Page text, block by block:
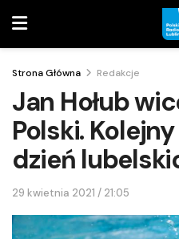
Strona Główna Redakcje
Jan Hołub
Polski.
dzień
29 kwietnia 2021 / 21:05